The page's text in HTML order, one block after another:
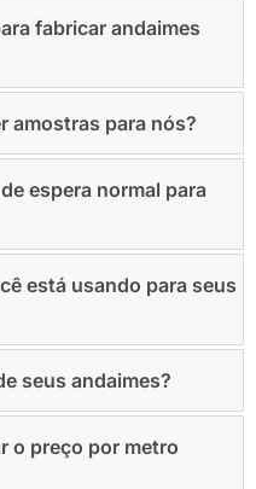
fabricar andaimes
amostras para nós?
espera normal para
está usando para seus
seus andaimes?
o preço por metro